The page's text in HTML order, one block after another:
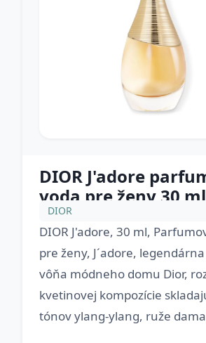
DIOR J'adore
voda pre ženy 30 ml
DIOR
DIOR J'adore, 30 ml,
pre ženy, J´adore,
vôňa módneho domu Dior,
kvetinovej kompozície
tónov ylang-ylang, ruže